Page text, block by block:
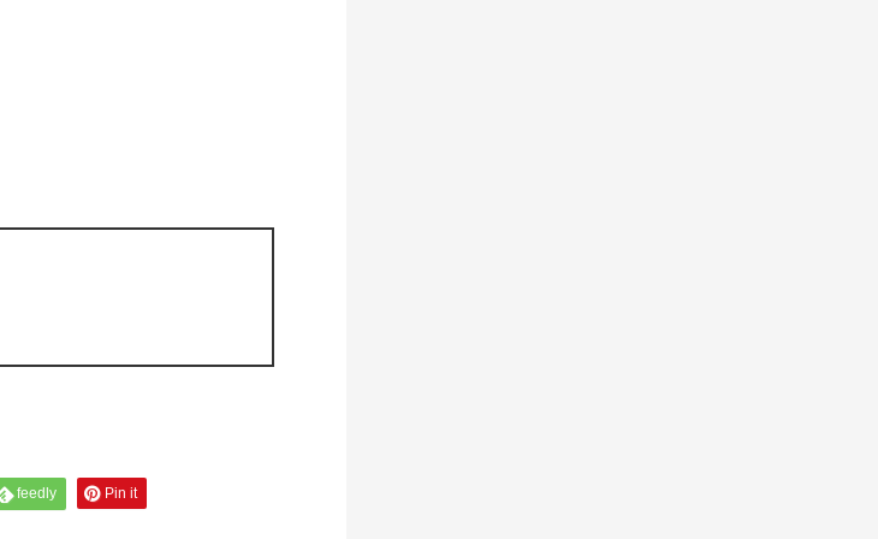
feedly Pin it